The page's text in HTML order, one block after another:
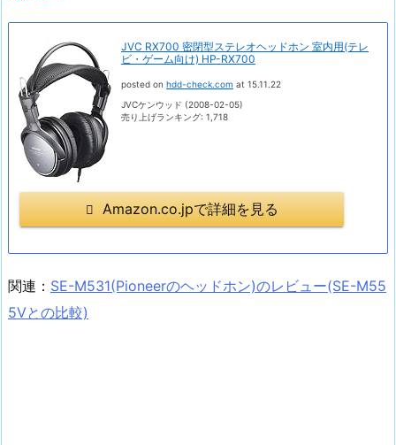
JVC RX700 密閉型ステレオヘッドホン 室内用(テレ
ビ・ゲーム向け) HP-RX700
posted on hdd-check.com at 15.11.22
JVCケンウッド (2008-02-05)
売り上げランキング: 1,718
Amazon.co.jpで詳細を見る
関連： SE-M531(Pioneerのヘッドホン)のレビュー(SE-M55
5Vとの比較)